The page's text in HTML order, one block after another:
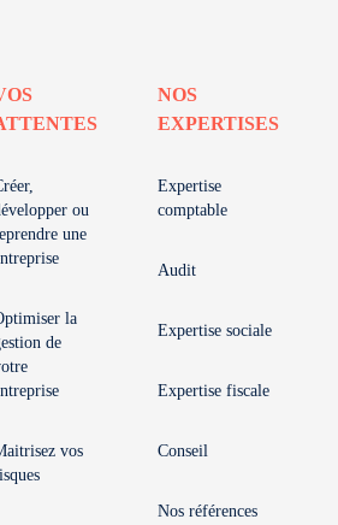
ou
une
la
de
vos
NOS
EXPERTISES
Expertise
comptable
Audit
Expertise sociale
Expertise fiscale
Conseil
Nos références